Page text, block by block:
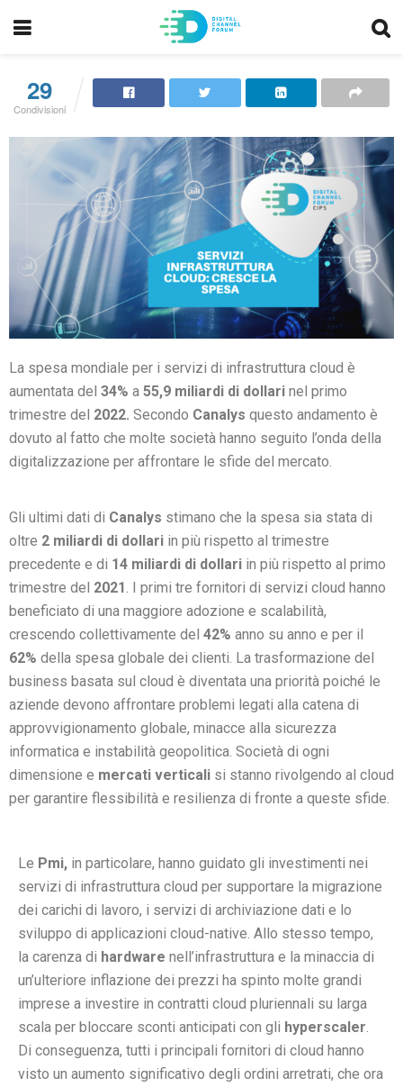
29
Condivisioni
La spesa mondiale per i servizi di infrastruttura cloud è
aumentata del 34% a 55,9 miliardi di dollari nel primo
trimestre del 2022. Secondo Canalys questo andamento è
dovuto al fatto che molte società hanno seguito l’onda della
digitalizzazione per affrontare le sfide del mercato.
Gli ultimi dati di Canalys stimano che la spesa sia stata di
oltre 2 miliardi di dollari in più rispetto al trimestre
precedente e di 14 miliardi di dollari in più rispetto al primo
trimestre del 2021. I primi tre fornitori di servizi cloud hanno
beneficiato di una maggiore adozione e scalabilità,
crescendo collettivamente del 42% anno su anno e per il
62% della spesa globale dei clienti. La trasformazione del
business basata sul cloud è diventata una priorità poiché le
aziende devono affrontare problemi legati alla catena di
approvvigionamento globale, minacce alla sicurezza
informatica e instabilità geopolitica. Società di ogni
dimensione e mercati verticali si stanno rivolgendo al cloud
per garantire flessibilità e resilienza di fronte a queste sfide.
Le Pmi, in particolare, hanno guidato gli investimenti nei
servizi di infrastruttura cloud per supportare la migrazione
dei carichi di lavoro, i servizi di archiviazione dati e lo
sviluppo di applicazioni cloud-native. Allo stesso tempo,
la carenza di hardware nell’infrastruttura e la minaccia di
un’ulteriore inflazione dei prezzi ha spinto molte grandi
imprese a investire in contratti cloud pluriennali su larga
scala per bloccare sconti anticipati con gli hyperscaler.
Di conseguenza, tutti i principali fornitori di cloud hanno
visto un aumento significativo degli ordini arretrati, che ora